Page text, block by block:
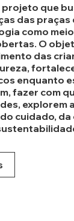
projeto que
das praças
como
O
das
enquanto
fazer com
explorem
cuidado, da